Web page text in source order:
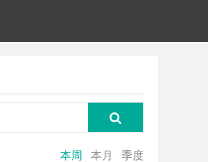
本周 本月 季度